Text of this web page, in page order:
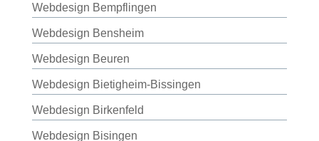
Webdesign Bempflingen
Webdesign Bensheim
Webdesign Beuren
Webdesign Bietigheim-Bissingen
Webdesign Birkenfeld
Webdesign Bisingen